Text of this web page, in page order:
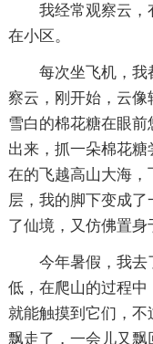
我经常观察云，
在小区。
每次坐飞机，我
察云，刚开始，云
雪白的棉花糖在眼
出来，抓一朵棉花
在的飞越高山大海
层，我的脚下变成
了仙境，又仿佛置身
今年暑假，我去
低，在爬山的过程
就能触摸到它们，
飘走了，一会儿又飘